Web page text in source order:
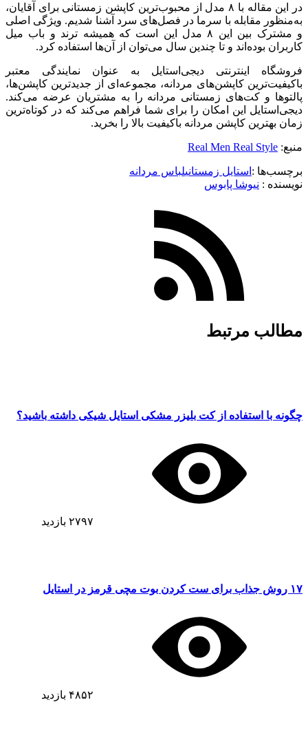
در این مقاله با ۸ مدل از محبوب‌ترین کاپشن زمستانی برای آقایان،
به‌منظور مقابله با سرما در فصل‌های سرد آشنا شدیم. ویژگی اصلی
و مشترک بین این ۸ مدل این است که همیشه ترند و باب میل
کاربران بوده‌اند و تا چندین سال می‌توان از آن‌ها استفاده کرد.
فروشگاه اینترنتی دیجی‌استایل به عنوان نمایندگی معتبر
باکیفیت‌ترین کاپشن‌های مردانه، مجموعه‌ای از جدیدترین کاپشن‌ها،
پالتوها و کت‌های زمستانی مردانه را به مشتریان عرضه می‌کند.
دیجی‌استایل این امکان را برای شما فراهم می‌کند که در کوتاه‌ترین
زمان بهترین کاپشن مردانه باکیفیت بالا را بخرید.
منبع: Real Men Real Style
برچسب‌ها : استایل زمستانیلباس مردانه
نویسنده :‌ نیوشا پابوس
مطالب مرتبط
چگونه با استفاده از کت بلیزر مشکی استایل شیکی داشته باشید؟
۲۷۹۷ بازدید
۱۷ روش جذاب برای ست کردن بوت مچی قرمز در استایل
۴۸۵۲ بازدید